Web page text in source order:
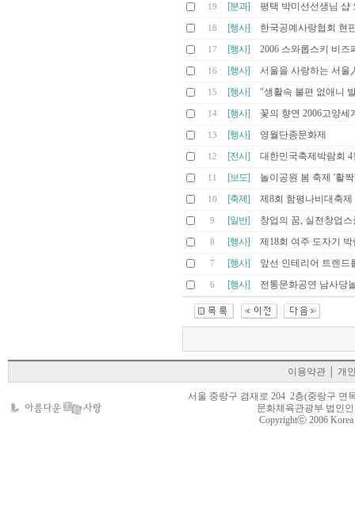
19 [분과] 평택 박미선선생님 샵
18 [행사] 한국공예사랑협회 현
17 [행사] 2006 스와롭스키 비
16 [행사] 서울을 사랑하는 서울
15 [행사] "생활속 불편 없애니
14 [행사] 꽃의 향연 2006고양세
13 [행사] 영월단종문화제
12 [전시] 대한민국축제박람회 4
11 [보도] 놀이공원 봄 축제 '활짝'
10 [축제] 제8회 함평나비대축제
9 [일반] 창업의 꿈, 실전창업
8 [행사] 제18회 여주 도자기 박
7 [행사] 앞선 인테리어 트렌드
6 [행사] 전통문화공연 남사당
이용약관 │개
서울 중랑구 겸재로 204 2층(중랑구 면
문화체육관광부 법인
Copyrightⓒ 2006 Korea